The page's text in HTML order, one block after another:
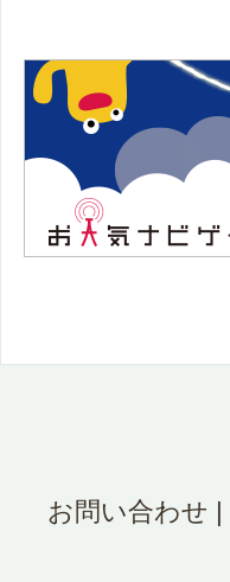
お問い合わせ |